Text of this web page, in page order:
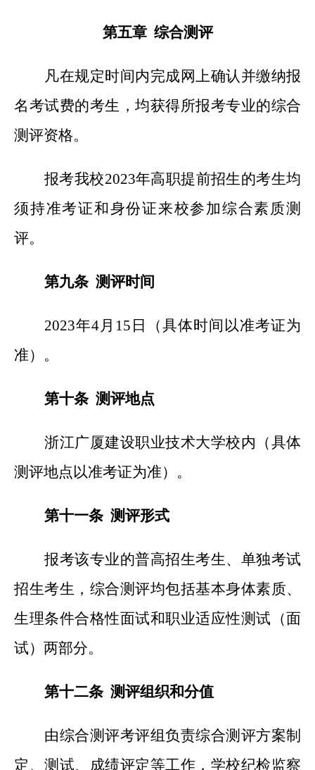
第五章 综合测评
凡在规定时间内完成网上确认并缴纳报
名考试费的考生，均获得所报考专业的综合
测评资格。
报考我校2023年高职提前招生的考生均
须持准考证和身份证来校参加综合素质测
评。
第九条 测评时间
2023年4月15日（具体时间以准考证为
准）。
第十条 测评地点
浙江广厦建设职业技术大学校内（具体
测评地点以准考证为准）。
第十一条 测评形式
报考该专业的普高招生考生、单独考试
招生考生，综合测评均包括基本身体素质、
生理条件合格性面试和职业适应性测试（面
试）两部分。
第十二条 测评组织和分值
由综合测评考评组负责综合测评方案制
定、测试、成绩评定等工作，学校纪检监察